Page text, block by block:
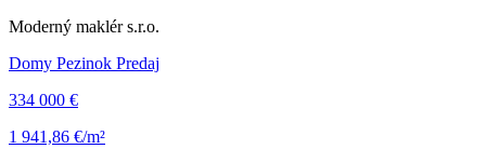
Moderný maklér s.r.o.
Domy Pezinok Predaj
334 000 €
1 941,86 €/m²